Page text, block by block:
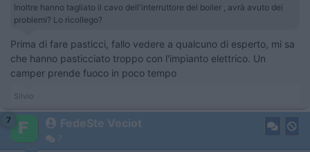
Inoltre hanno tagliato il cavo dell'interruttore del boiler , avrà avuto dei
problemi? Lo ricollego?
Prima di fare pasticci, fallo vedere a qualcuno di esperto, mi sa
che hanno pasticciato troppo con l'impianto elettrico. Un
camper prende fuoco in poco tempo
Silvio
7 FedeSte Veciot
7